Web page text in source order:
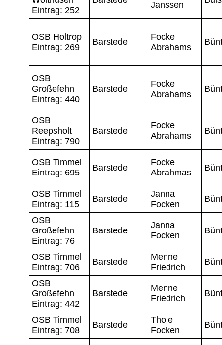
Eintrag: 252
Janssen
OSB Holtrop
Eintrag: 269
Barstede
Focke
Abrahams
OSB
Großefehn
Eintrag: 440
Barstede
Focke
Abrahams
OSB
Reepsholt
Eintrag: 790
Barstede
Focke
Abrahams
OSB Timmel
Eintrag: 695
Barstede
Focke
Abrahmas
OSB Timmel
Eintrag: 115
Barstede
Janna
Focken
OSB
Großefehn
Eintrag: 76
Barstede
Janna
Focken
OSB Timmel
Eintrag: 706
Barstede
Menne
Friedrich
OSB
Großefehn
Eintrag: 442
Barstede
Menne
Friedrich
OSB Timmel
Eintrag: 708
Barstede
Thole
Focken